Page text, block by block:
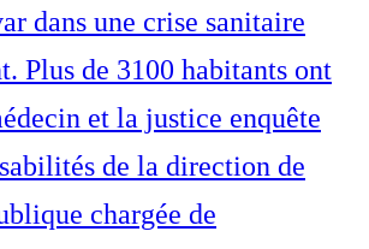
dans une crise sanitaire
Plus de 3100 habitants ont
et la justice enquête
de la direction de
chargée de